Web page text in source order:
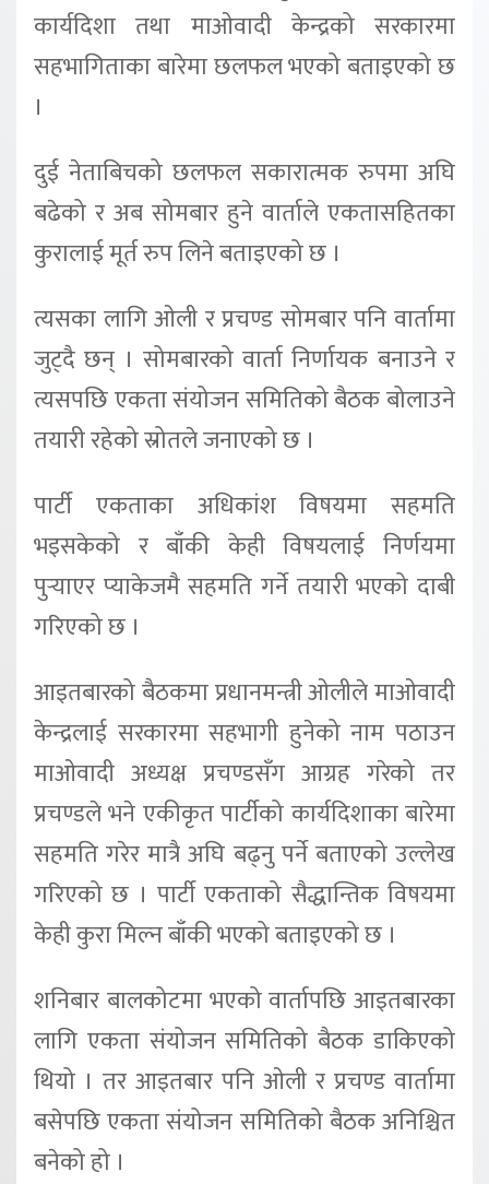
कार्यदिशा तथा माओवादी केन्द्रको सरकारमा
सहभागिताका बारेमा छलफल भएको बताइएको छ
।
दुई नेताबिचको छलफल सकारात्मक रुपमा अघि
बढेको र अब सोमबार हुने वार्ताले एकतासहितका
कुरालाई मूर्त रुप लिने बताइएको छ ।
त्यसका लागि ओली र प्रचण्ड सोमबार पनि वार्तामा
जुट्दै छन् । सोमबारको वार्ता निर्णायक बनाउने र
त्यसपछि एकता संयोजन समितिको बैठक बोलाउने
तयारी रहेको स्रोतले जनाएको छ ।
पार्टी एकताका अधिकांश विषयमा सहमति
भइसकेको र बाँकी केही विषयलाई निर्णयमा
पुर्‍याएर प्याकेजमै सहमति गर्ने तयारी भएको दाबी
गरिएको छ ।
आइतबारको बैठकमा प्रधानमन्त्री ओलीले माओवादी
केन्द्रलाई सरकारमा सहभागी हुनेको नाम पठाउन
माओवादी अध्यक्ष प्रचण्डसँग आग्रह गरेको तर
प्रचण्डले भने एकीकृत पार्टीको कार्यदिशाका बारेमा
सहमति गरेर मात्रै अघि बढ्नु पर्ने बताएको उल्लेख
गरिएको छ । पार्टी एकताको सैद्धान्तिक विषयमा
केही कुरा मिल्न बाँकी भएको बताइएको छ ।
शनिबार बालकोटमा भएको वार्तापछि आइतबारका
लागि एकता संयोजन समितिको बैठक डाकिएको
थियो । तर आइतबार पनि ओली र प्रचण्ड वार्तामा
बसेपछि एकता संयोजन समितिको बैठक अनिश्चित
बनेको हो ।